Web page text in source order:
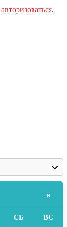
авторизоваться.
»
СБ ВС